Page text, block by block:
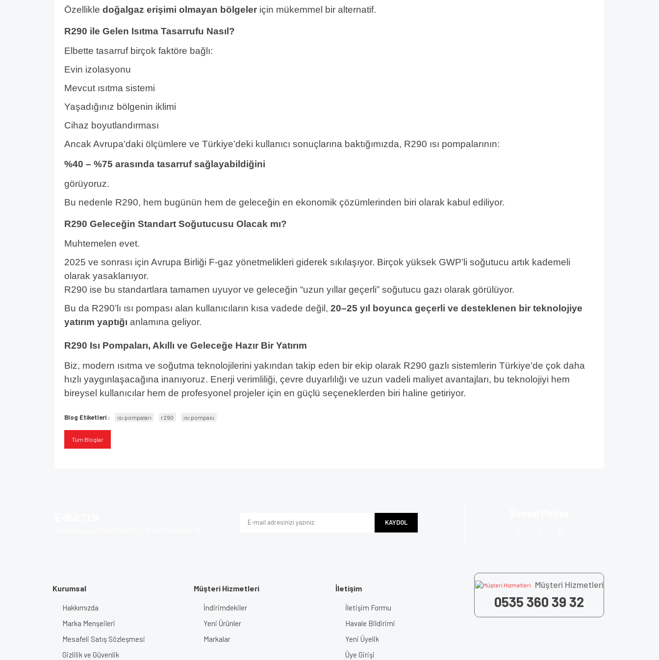
Özellikle doğalgaz erişimi olmayan bölgeler için mükemmel bir alternatif.
R290 ile Gelen Isıtma Tasarrufu Nasıl?
Elbette tasarruf birçok faktöre bağlı:
Evin izolasyonu
Mevcut ısıtma sistemi
Yaşadığınız bölgenin iklimi
Cihaz boyutlandırması
Ancak Avrupa’daki ölçümlere ve Türkiye’deki kullanıcı sonuçlarına baktığımızda, R290 ısı pompalarının:
%40 – %75 arasında tasarruf sağlayabildiğini
görüyoruz.
Bu nedenle R290, hem bugünün hem de geleceğin en ekonomik çözümlerinden biri olarak kabul ediliyor.
R290 Geleceğin Standart Soğutucusu Olacak mı?
Muhtemelen evet.
2025 ve sonrası için Avrupa Birliği F-gaz yönetmelikleri giderek sıkılaşıyor. Birçok yüksek GWP’li soğutucu artık kademeli
olarak yasaklanıyor.
R290 ise bu standartlara tamamen uyuyor ve geleceğin “uzun yıllar geçerli” soğutucu gazı olarak görülüyor.
Bu da R290’lı ısı pompası alan kullanıcıların kısa vadede değil, 20–25 yıl boyunca geçerli ve desteklenen bir teknolojiye
yatırım yaptığı anlamına geliyor.
R290 Isı Pompaları, Akıllı ve Geleceğe Hazır Bir Yatırım
Biz, modern ısıtma ve soğutma teknolojilerini yakından takip eden bir ekip olarak R290 gazlı sistemlerin Türkiye’de çok daha
hızlı yaygınlaşacağına inanıyoruz. Enerji verimliliği, çevre duyarlılığı ve uzun vadeli maliyet avantajları, bu teknolojiyi hem
bireysel kullanıcılar hem de profesyonel projeler için en güçlü seçeneklerden biri haline getiriyor.
Blog Etiketleri : ısı pompaları r290 ısı pompası
Tüm Bloglar
KAYDOL
Kurumsal
Hakkımızda
Marka Menşeileri
Mesafeli Satış Sözleşmesi
Gizlilik ve Güvenlik
Müşteri Hizmetleri
İndirimdekiler
Yeni Ürünler
Markalar
İletişim
İletişim Formu
Havale Bildirimi
Yeni Üyelik
Üye Girişi
Müşteri Hizmetleri
0535 360 39 32